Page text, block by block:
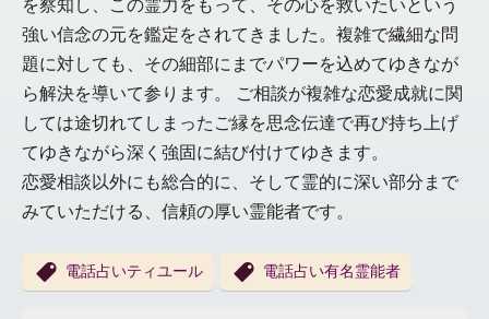
を察知し、この霊力をもって、その心を救いたいという
強い信念の元を鑑定をされてきました。複雑で繊細な問
題に対しても、その細部にまでパワーを込めてゆきなが
ら解決を導いて参ります。 ご相談が複雑な恋愛成就に関
しては途切れてしまったご縁を思念伝達で再び持ち上げ
てゆきながら深く強固に結び付けてゆきます。
恋愛相談以外にも総合的に、そして霊的に深い部分まで
みていただける、信頼の厚い霊能者です。
電話占いティユール 電話占い有名霊能者